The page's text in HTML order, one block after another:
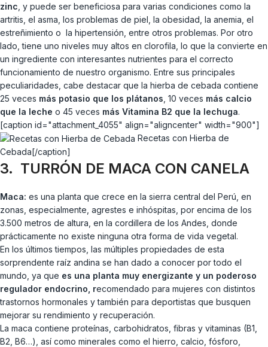
zinc , y puede ser beneficiosa para varias condiciones como la
artritis, el asma, los problemas de piel, la obesidad, la anemia, el
estreñimiento o la hipertensión, entre otros problemas. Por otro
lado, tiene uno niveles muy altos en clorofila, lo que la convierte en
un ingrediente con interesantes nutrientes para el correcto
funcionamiento de nuestro organismo. Entre sus principales
peculiaridades, cabe destacar que la hierba de cebada contiene
25 veces más potasio que los plátanos , 10 veces más calcio
que la leche o 45 veces más Vitamina B2 que la lechuga.
[caption id="attachment_4055" align="aligncenter" width="900"]
Recetas con Hierba de
Cebada[/caption]
3. TURRÓN DE MACA CON CANELA
Maca: es una planta que crece en la sierra central del Perú, en
zonas, especialmente, agrestes e inhóspitas, por encima de los
3.500 metros de altura, en la cordillera de los Andes, donde
prácticamente no existe ninguna otra forma de vida vegetal.
En los últimos tiempos, las múltiples propiedades de esta
sorprendente raíz andina se han dado a conocer por todo el
mundo, ya que es una planta muy energizante y un poderoso
regulador endocrino, recomendado para mujeres con distintos
trastornos hormonales y también para deportistas que busquen
mejorar su rendimiento y recuperación.
La maca contiene proteínas, carbohidratos, fibras y vitaminas (B1,
B2, B6…), así como minerales como el hierro, calcio, fósforo,